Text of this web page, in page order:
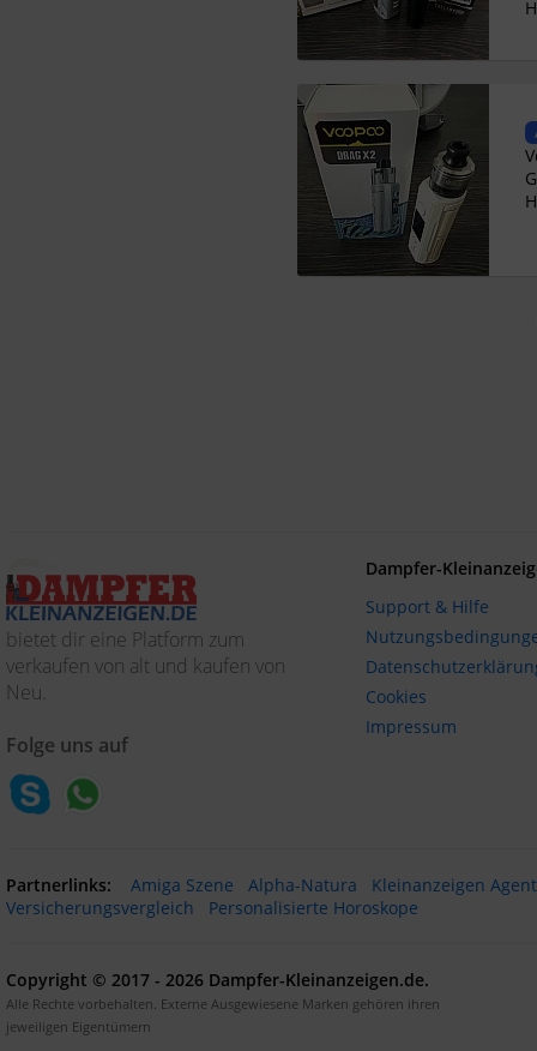
bietet dir eine Platform zum
verkaufen von alt und kaufen von
Neu.
Folge uns auf
Dampfer-
Support & Hilfe
Cookies
Impressum
Partnerlinks: Amiga Szene Alpha-Natura
Kleinanzeigen
Versicherungsvergleich
Personalisierte Horoskope
Copyright © 2017 - 2026 Dampfer-Kleinanzeigen.de.
Alle Rechte vorbehalten. Externe Ausgewiesene Marken gehören ihren
jeweiligen Eigentümern